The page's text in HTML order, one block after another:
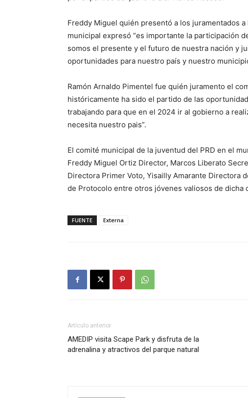
Freddy Miguel quién presentó a los juramentados
municipal expresó “es importante la participación
somos el presente y el futuro de nuestra nación y
oportunidades para nuestro país y nuestro
Ramón Arnaldo Pimentel fue quién juramento el
históricamente ha sido el partido de las
trabajando para que en el 2024 ir al gobierno a
necesita nuestro pais”.
El comité municipal de la juventud del PRD en el
Freddy Miguel Ortiz Director, Marcos Liberato
Directora Primer Voto, Yisailly Amarante Directora
de Protocolo entre otros jóvenes valiosos de dicha
FUENTE Externa
Artículo anterior
AMEDIP visita Scape Park y disfruta de la
adrenalina y atractivos del parque natural